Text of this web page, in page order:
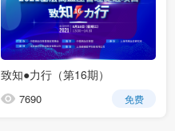
致知●力行（第16期）
7690 免费